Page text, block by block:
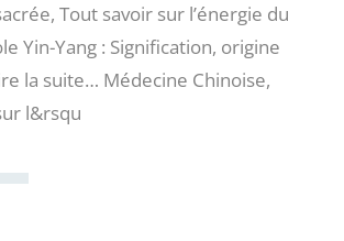
Tout savoir sur l’énergie du
Yin-Yang : Signification, origine
la suite… Médecine Chinoise,
l&rsqu